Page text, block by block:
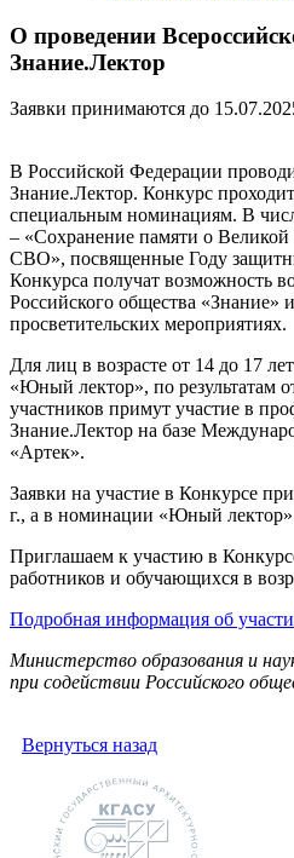
О проведении
Знание.Лектор
Заявки принимаются до
В Российской Федерации
Знание.Лектор. Конкурс
специальным номинациям. В
– «Сохранение памяти о
СВО», посвященные Году
Конкурса получат возможность
Российского общества «Знание»
просветительских мероприятиях.
Для лиц в возрасте от 14 до 17
«Юный лектор», по результатам
участников примут участие в
Знание.Лектор на базе
«Артек».
Заявки на участие в Конкурсе
г., а в номинации «Юный
Приглашаем к участию в
работников и обучающихся в
Подробная информация об
Министерство образования и
при содействии Российского
Вернуться назад